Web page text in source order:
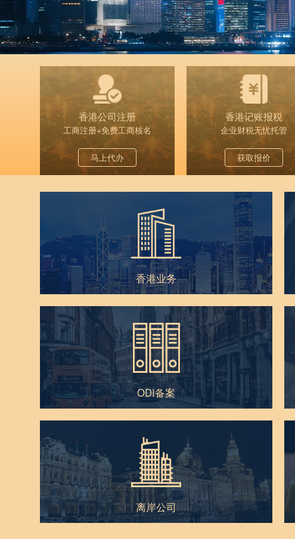
香港公司注册
工商注册+免费工商核名
马上代办
香港记账报税
企业财税无忧托管
获取报价
香港业务
ODI备案
离岸公司